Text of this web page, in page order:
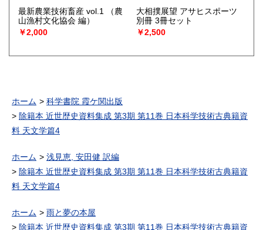
最新農業技術畜産 vol.1
（農
山漁村文化協会 編）
￥2,000
大相撲展望 アサヒスポーツ
別冊 3冊セット
￥2,500
ホーム
科学書院 霞ケ関出版
除籍本 近世歴史資料集成 第3期 第11巻 日本科学技術古典籍資
料 天文学篇4
ホーム
浅見恵, 安田健 訳編
除籍本 近世歴史資料集成 第3期 第11巻 日本科学技術古典籍資
料 天文学篇4
ホーム
雨と夢の本屋
除籍本 近世歴史資料集成 第3期 第11巻 日本科学技術古典籍資